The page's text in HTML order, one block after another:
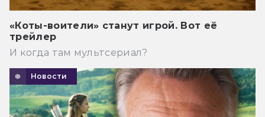
«Коты-воители» станут игрой. Вот её
трейлер
И когда там мультсериал?
Новости